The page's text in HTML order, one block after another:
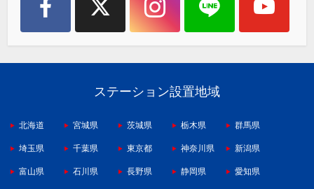
ステーション設置地域
北海道 宮城県 茨城県 栃木県 群馬県
埼玉県 千葉県 東京都 神奈川県 新潟県
富山県 石川県 長野県 静岡県 愛知県